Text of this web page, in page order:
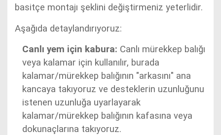
basitçe montajı şeklini değiştirmeniz yeterlidir.
Aşağıda detaylandırıyoruz:
Canlı yem için kabura: Canlı mürekkep balığı
veya kalamar için kullanılır, burada
kalamar/mürekkep balığının "arkasını" ana
kancaya takıyoruz ve desteklerin uzunluğunu
istenen uzunluğa uyarlayarak
kalamar/mürekkep balığının kafasına veya
dokunaçlarına takıyoruz.